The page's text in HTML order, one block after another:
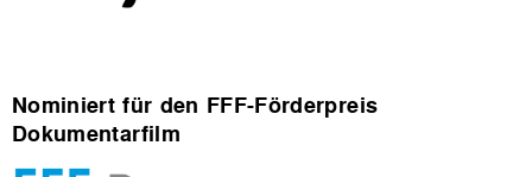
Nominiert für den FFF-Förderpreis
Dokumentarfilm